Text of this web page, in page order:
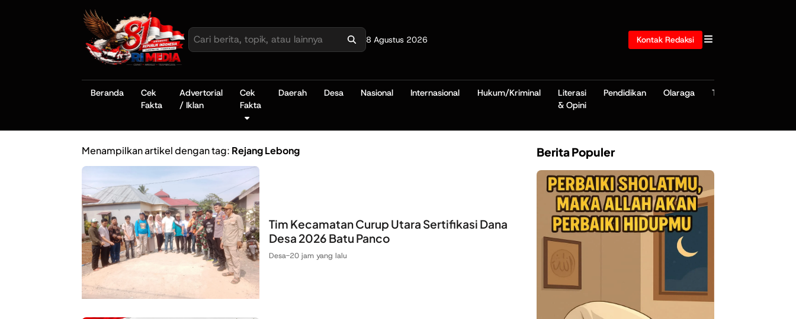
8 Agustus 2026 Kontak Redaksi
Beranda
Cek
Fakta
Advertorial
/ Iklan
Cek
Fakta
Daerah Desa Nasional Internasional Hukum/Kriminal
Literasi
& Opini
Pendidikan Olaraga TNI/POLRI
Menampilkan artikel dengan tag: Rejang Lebong
Tim Kecamatan Curup Utara Sertifikasi Dana
Desa 2026 Batu Panco
Desa-20 jam yang lalu
Berita Populer